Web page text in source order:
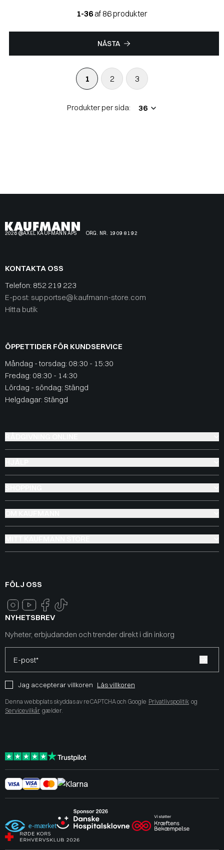
1-36 af 86 produkter
NÄSTA
1 2 3
Produkter per sida:
2026 @AXEL KAUFMANN APS ORG. NR. 19 09 81 92
KONTAKTA OSS
Telefon: 852 219 223
E-post: supportse@kaufmann-store.com
Hitta butik
ÖPPETTIDER FÖR KUNDSERVICE
Måndag - torsdag: 08:30 - 15:30
Fredag: 08:30 - 14:30
Lördag - söndag: Stängd
Helgdagar: Stängd
FÖLJ OSS
NYHETSBREV
Nyheter, erbjudanden och trender direkt i din inkorg
E-post*
Jag accepterar villkoren Läs villkoren
Denna webbplats skyddas av reCAPTCHA och Google Privatlivspolitik og
Servicevilkår gælder.